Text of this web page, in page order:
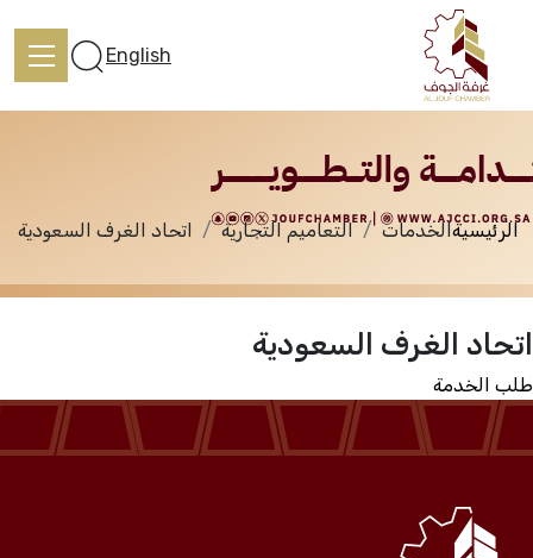
تعرف علينا
الخدمات
المركز الإعلامي
English
الخدمات
الرئيسيةالخدمات التعاميم التجارية اتحاد الغرف السعودية
اتحاد الغرف السعودية
طلب الخدمة